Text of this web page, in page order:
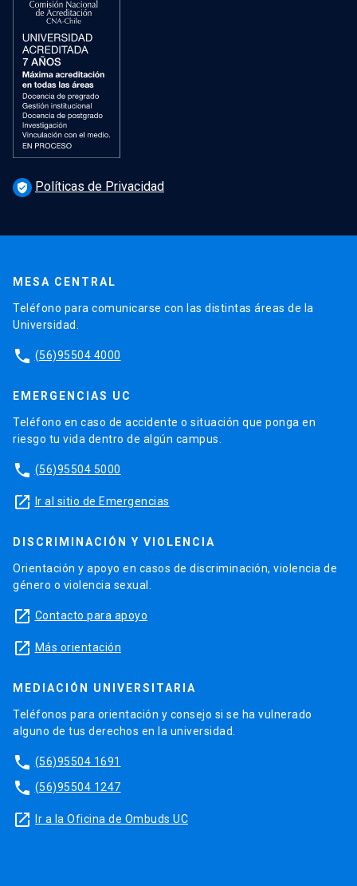
verified_user Políticas de Privacidad
MESA CENTRAL
Teléfono para comunicarse con las distintas áreas de la
Universidad.
phone (56)95504 4000
EMERGENCIAS UC
Teléfono en caso de accidente o situación que ponga en
riesgo tu vida dentro de algún campus.
phone (56)95504 5000
launch Ir al sitio de Emergencias
DISCRIMINACIÓN Y VIOLENCIA
Orientación y apoyo en casos de discriminación, violencia de
género o violencia sexual.
launch Contacto para apoyo
launch Más orientación
MEDIACIÓN UNIVERSITARIA
Teléfonos para orientación y consejo si se ha vulnerado
alguno de tus derechos en la universidad.
phone (56)95504 1691
phone (56)95504 1247
launch Ir a la Oficina de Ombuds UC